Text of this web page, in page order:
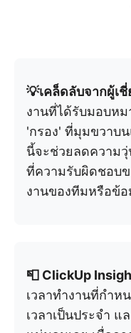
💡เคล็ดลับจากผู้เ
งานที่ได้รับมอบห
'กรอง' ที่มุมขวาบ
นี้จะช่วยลดความ
ที่ความรับผิดชอบ
งานของทีมหรือข้อ
📮 ClickUp
เวลาทำงานที่กำห
เวลาเป็นประจำ แ